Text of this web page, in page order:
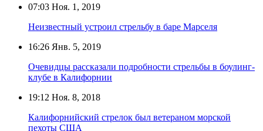
07:03 Ноя. 1, 2019
Неизвестный устроил стрельбу в баре Марселя
16:26 Янв. 5, 2019
Очевидцы рассказали подробности стрельбы в боулинг-
клубе в Калифорнии
19:12 Ноя. 8, 2018
Калифорнийский стрелок был ветераном морской
пехоты США